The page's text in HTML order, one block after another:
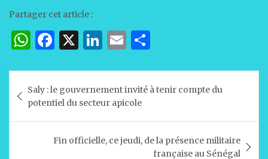
Partager cet article :
W
at
s
A
F
c
e
b
o
X Li
k
e
dI
n
E
ai
l
ta
g
er
de
l’article
Saly : le gouvernement invité à tenir compte du
potentiel du secteur apicole
Fin officielle, ce jeudi, de la présence militaire
française au Sénégal